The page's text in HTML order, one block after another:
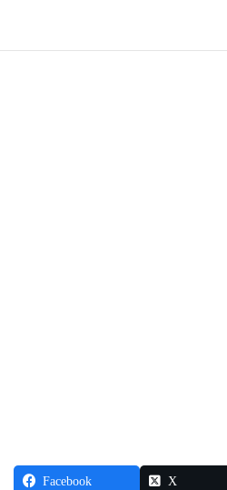
Facebook X